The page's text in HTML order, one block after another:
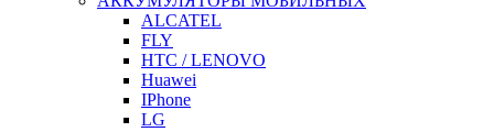
ALCATEL
FLY
HTC / LENOVO
Huawei
IPhone
LG